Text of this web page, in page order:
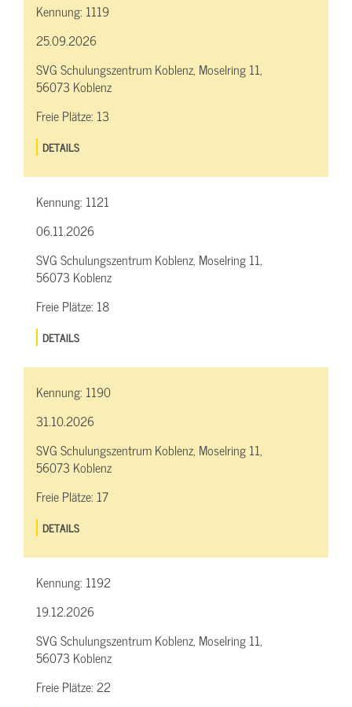
Kennung: 1119
25.09.2026
SVG Schulungszentrum Koblenz, Moselring 11,
56073 Koblenz
Freie Plätze: 13
DETAILS
Kennung: 1121
06.11.2026
SVG Schulungszentrum Koblenz, Moselring 11,
56073 Koblenz
Freie Plätze: 18
DETAILS
Kennung: 1190
31.10.2026
SVG Schulungszentrum Koblenz, Moselring 11,
56073 Koblenz
Freie Plätze: 17
DETAILS
Kennung: 1192
19.12.2026
SVG Schulungszentrum Koblenz, Moselring 11,
56073 Koblenz
Freie Plätze:22